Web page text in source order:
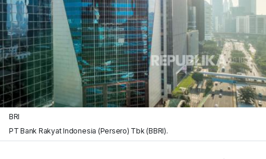
BRI
PT Bank Rakyat Indonesia (Persero) Tbk (BBRI).